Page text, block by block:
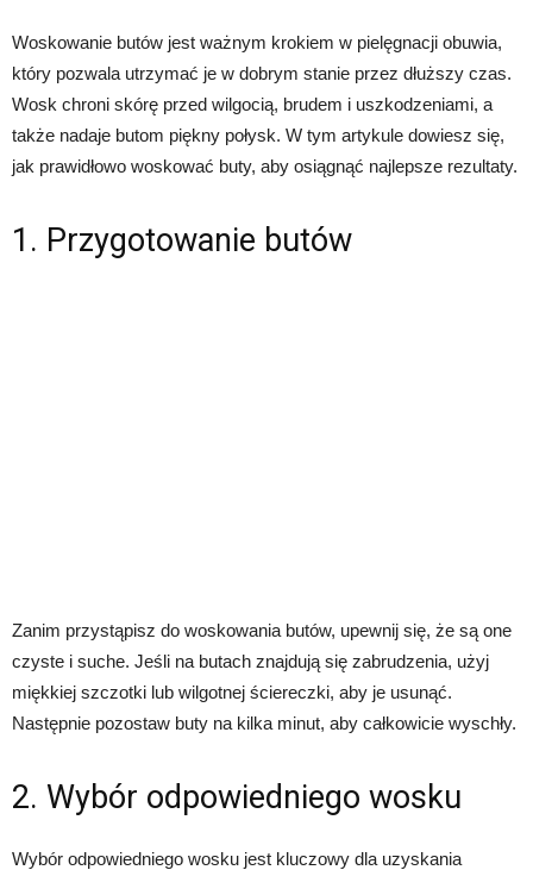
Woskowanie butów jest ważnym krokiem w pielęgnacji obuwia,
który pozwala utrzymać je w dobrym stanie przez dłuższy czas.
Wosk chroni skórę przed wilgocią, brudem i uszkodzeniami, a
także nadaje butom piękny połysk. W tym artykule dowiesz się,
jak prawidłowo woskować buty, aby osiągnąć najlepsze rezultaty.
1. Przygotowanie butów
Zanim przystąpisz do woskowania butów, upewnij się, że są one
czyste i suche. Jeśli na butach znajdują się zabrudzenia, użyj
miękkiej szczotki lub wilgotnej ściereczki, aby je usunąć.
Następnie pozostaw buty na kilka minut, aby całkowicie wyschły.
2. Wybór odpowiedniego wosku
Wybór odpowiedniego wosku jest kluczowy dla uzyskania